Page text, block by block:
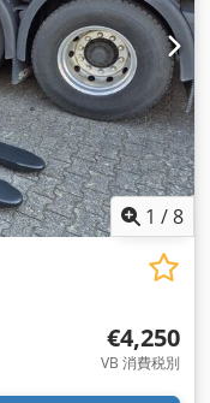
1 /8
€4,250
VB 消費税別